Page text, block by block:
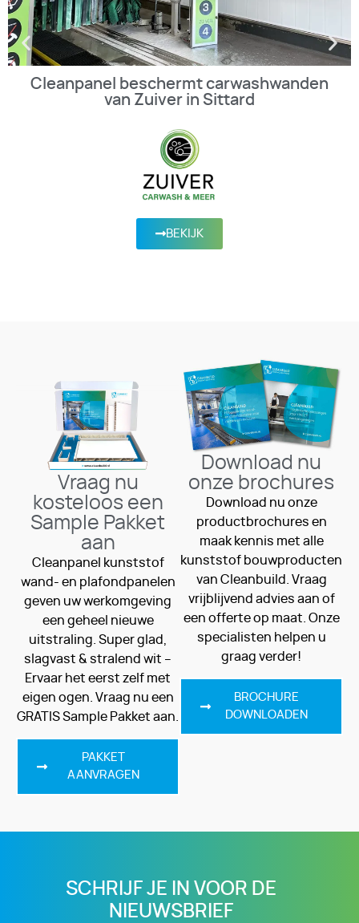
Cleanpanel beschermt carwashwanden
van Zuiver in Sittard
BEKIJK
Vraag nu
kosteloos een
Sample Pakket
aan
Cleanpanel kunststof
wand- en plafondpanelen
geven uw werkomgeving
een geheel nieuwe
uitstraling. Super glad,
slagvast & stralend wit –
Ervaar het eerst zelf met
eigen ogen. Vraag nu een
GRATIS Sample Pakket aan.
PAKKET
AANVRAGEN
Download nu
onze brochures
Download nu onze
productbrochures en
maak kennis met alle
kunststof bouwproducten
van Cleanbuild. Vraag
vrijblijvend advies aan of
een offerte op maat. Onze
specialisten helpen u
graag verder!
BROCHURE
DOWNLOADEN
SCHRIJF JE IN VOOR DE
NIEUWSBRIEF